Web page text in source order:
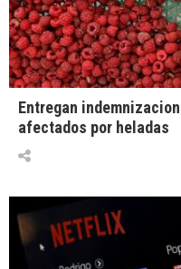
Entregan
afectados por heladas